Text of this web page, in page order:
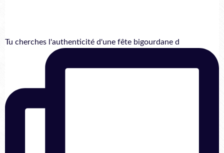
Tu cherches l'authenticité d'une fête bigourdane d